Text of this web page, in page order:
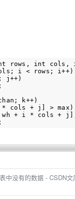
rows , int cols ,
; i < rows ; i++)
; j ++)
;
; k++)
* cols + j > max )
wh + i * cols + j
;
中没有的数据 - CSDN文